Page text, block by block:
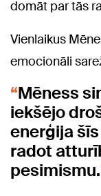
domāt par tās
Vienlaikus
emocionāli
Mēness
iekšējo
enerģija
radot
pesimismu.